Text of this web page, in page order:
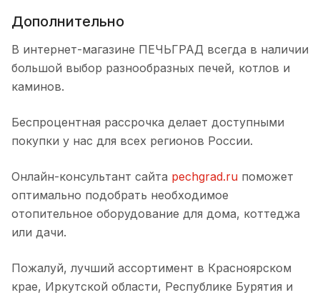
Дополнительно
В интернет-магазине ПЕЧЬГРАД всегда в наличии
большой выбор разнообразных печей, котлов и
каминов.
Беспроцентная рассрочка делает доступными
покупки у нас для всех регионов России.
Онлайн-консультант сайта pechgrad.ru поможет
оптимально подобрать необходимое
отопительное оборудование для дома, коттеджа
или дачи.
Пожалуй, лучший ассортимент в Красноярском
крае, Иркутской области, Республике Бурятия и